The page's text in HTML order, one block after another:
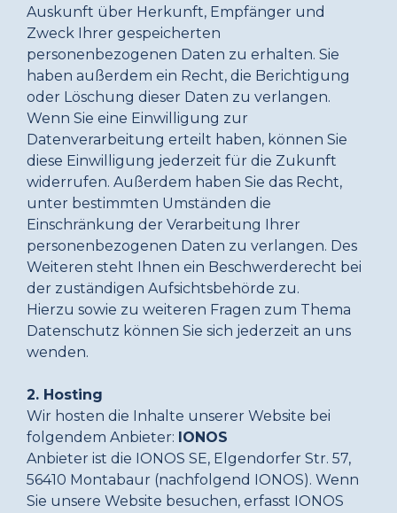
Auskunft über Herkunft, Empfänger und
Zweck Ihrer gespeicherten
personenbezogenen Daten zu erhalten. Sie
haben außerdem ein Recht, die Berichtigung
oder Löschung dieser Daten zu verlangen.
Wenn Sie eine Einwilligung zur
Datenverarbeitung erteilt haben, können Sie
diese Einwilligung jederzeit für die Zukunft
widerrufen. Außerdem haben Sie das Recht,
unter bestimmten Umständen die
Einschränkung der Verarbeitung Ihrer
personenbezogenen Daten zu verlangen. Des
Weiteren steht Ihnen ein Beschwerderecht bei
der zuständigen Aufsichtsbehörde zu.
Hierzu sowie zu weiteren Fragen zum Thema
Datenschutz können Sie sich jederzeit an uns
wenden.
2. Hosting
Wir hosten die Inhalte unserer Website bei
folgendem Anbieter: IONOS
Anbieter ist die IONOS SE, Elgendorfer Str. 57,
56410 Montabaur (nachfolgend IONOS). Wenn
Sie unsere Website besuchen, erfasst IONOS